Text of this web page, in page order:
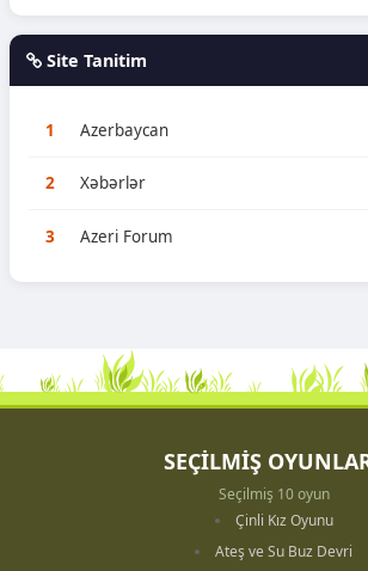
Site Tanitim
1 Azerbaycan
2 Xəbərlər
3 Azeri Forum
SEÇİLMİŞ
Seçilmiş 10 oyun
Çinli Kız Oyunu
Ateş ve Su Buz Devri